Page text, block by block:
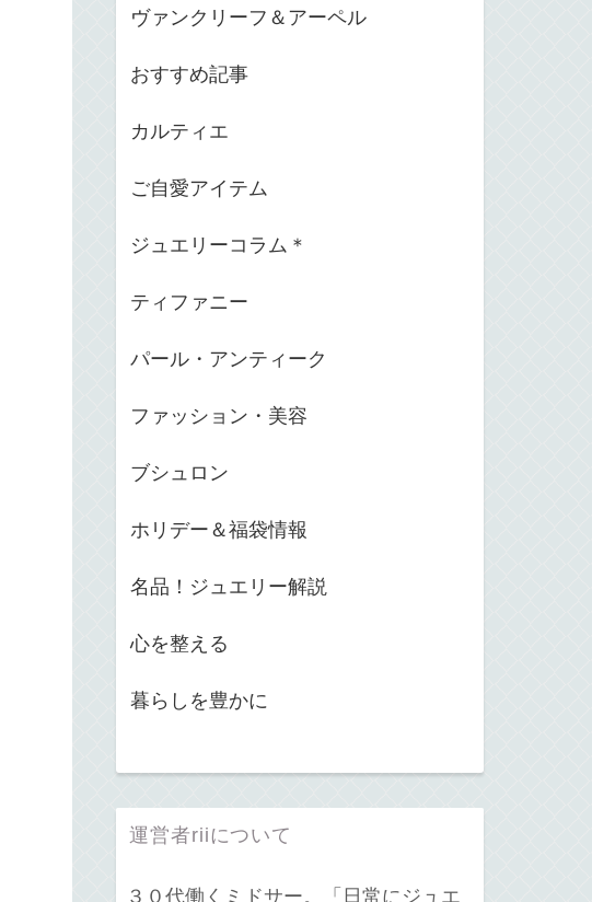
ヴァンクリーフ＆アーペル
おすすめ記事
カルティエ
ご自愛アイテム
ジュエリーコラム＊
ティファニー
パール・アンティーク
ファッション・美容
ブシュロン
ホリデー＆福袋情報
名品！ジュエリー解説
心を整える
暮らしを豊かに
運営者riiについて
３０代働くミドサー。「日常にジュエ